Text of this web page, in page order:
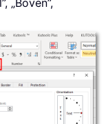
„Boven”,